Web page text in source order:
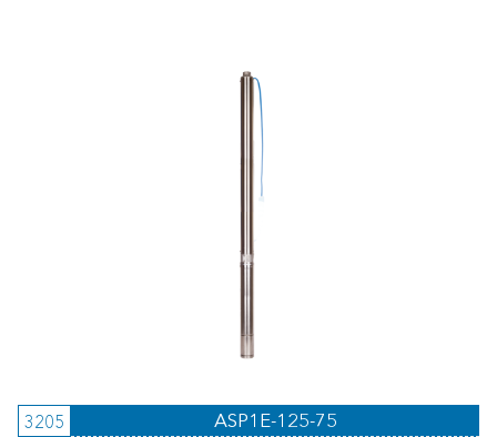
3205 ASP1E-125-75